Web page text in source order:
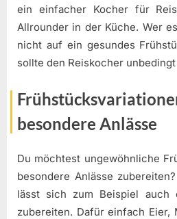
ein einfacher Kocher für
Allrounder in der Küche. Wer
nicht auf ein gesundes
sollte den Reiskocher
besondere Anlässe
Du möchtest ungewöhnliche
besondere Anlässe
lässt sich zum Beispiel auch
zubereiten. Dafür einfach